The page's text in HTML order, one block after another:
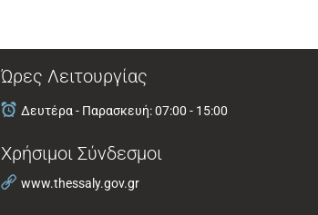
Ώρες Λειτουργίας
Δευτέρα - Παρασκευή: 07:00 - 15:00
Χρήσιμοι Σύνδεσμοι
www.thessaly.gov.gr